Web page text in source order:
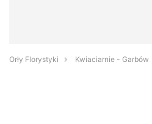
Orły Florystyki Kwiaciarnie - Garbów